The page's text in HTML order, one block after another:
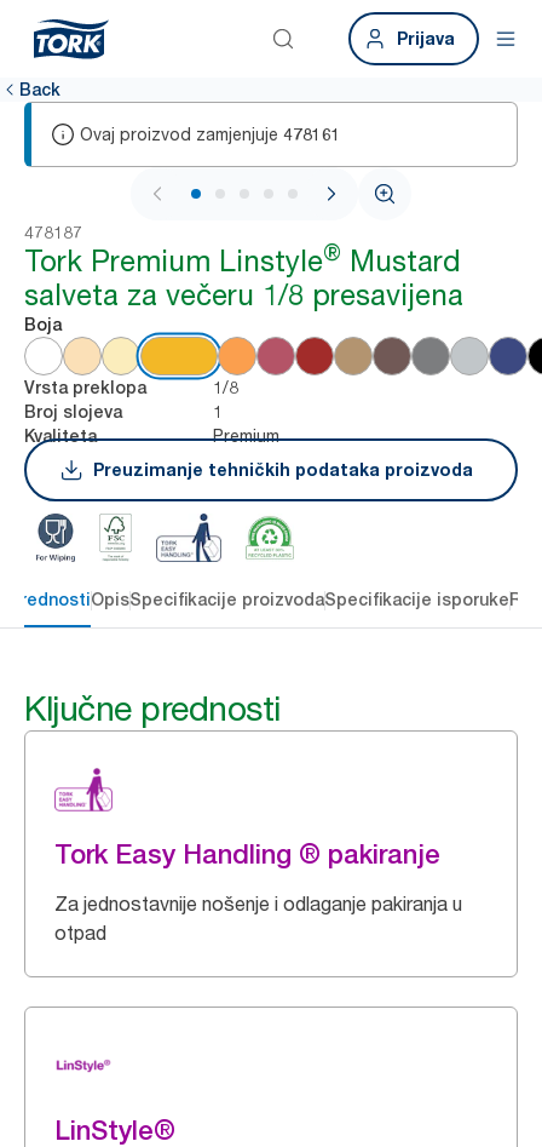
Prijava
Back
Ovaj proizvod zamjenjuje 478161
1 / 6
478187
Tork Premium Linstyle® Mustard
salveta za večeru 1/8 presavijena
Boja
Vrsta preklopa 1/8
Broj slojeva 1
Kvaliteta
Premium
Preuzimanje tehničkih podataka proizvoda
prednostiOpisSpecifikacije proizvodaSpecifikacije isporuke
Ključne prednosti
Tork Easy Handling ® pakiranje
Za jednostavnije nošenje i odlaganje pakiranja u
otpad
LinStyle®